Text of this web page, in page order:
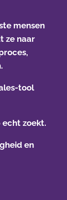
mensen
ze naar
tool
zoekt.
en